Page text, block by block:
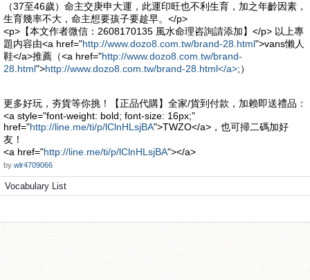
（37至46歲）命主交庚申大運，此運印旺也不利生育，加之年齡因素，
生育幾率不大，命主想要孩子要趁早。</p>
<p>【本文作者微信：2608170135 風水命理咨詢請添加】</p> 以上專
題内容由<a href="http://www.dozo8.com.tw/brand-28.html">vans懶人
鞋</a>推薦（<a href="http://www.dozo8.com.tw/brand-
28.html">http://www.dozo8.com.tw/brand-28.html</a>;）
更多好玩，夯貨等你挑！【正品代購】全家/貨到付款，加赖即送禮品：
<a style="font-weight: bold; font-size: 16px;"
href="http://line.me/ti/p/lClnHLsjBA">TWZO</a>，也可掃二碼加好
友！
<a href="http://line.me/ti/p/lClnHLsjBA"></a>
by wlr4709066
Vocabulary List